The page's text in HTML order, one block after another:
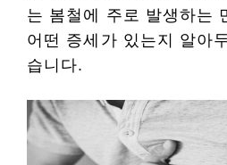
는 봄철에 주로 발생하는
어떤 증세가 있는지 알아
습니다.